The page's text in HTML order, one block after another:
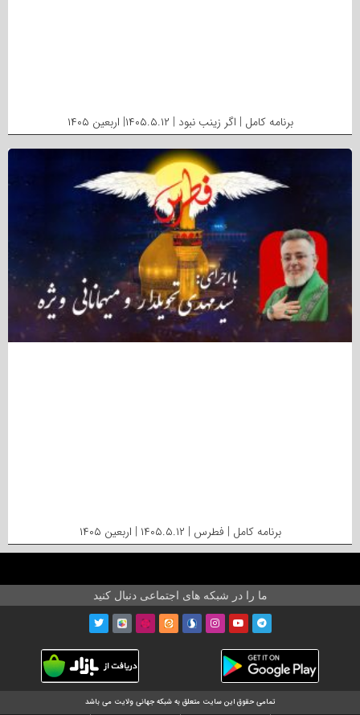
برنامه کامل | اگر زینب نبود | ۱۴۰۵.۵.۱۲| اربعین ۱۴۰۵
برنامه کامل | فطرس | ۱۴۰۵.۵.۱۲ | اربعین ۱۴۰۵
ما را در شبکه های اجتماعی دنبال کنید
تمامی حقوق این سایت متعلق به شبکه جهانی ولایت می باشد